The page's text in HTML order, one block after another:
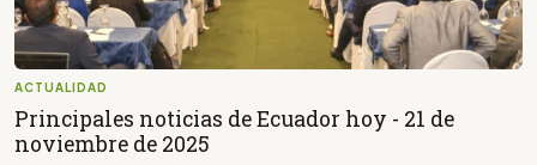
ACTUALIDAD
Principales noticias de Ecuador hoy - 21 de
noviembre de 2025